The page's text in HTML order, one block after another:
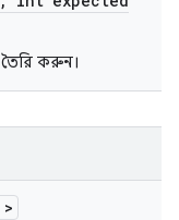
তৈরি করুন।
>